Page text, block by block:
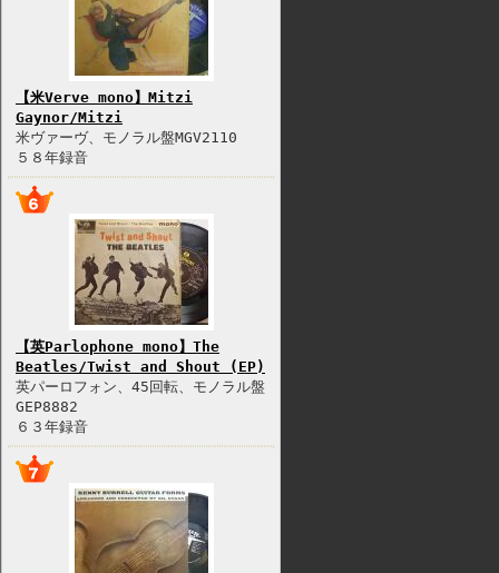
【米Verve mono】Mitzi
Gaynor/Mitzi
米ヴァーヴ、モノラル盤MGV2110
５８年録音
【英Parlophone mono】The
Beatles/Twist and Shout (EP)
英パーロフォン、45回転、モノラル盤
GEP8882
６３年録音